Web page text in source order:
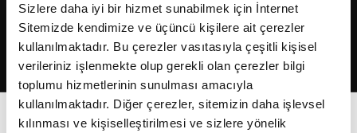
Sizlere daha iyi bir hizmet sunabilmek için İnternet
Sitemizde kendimize ve üçüncü kişilere ait çerezler
kullanılmaktadır. Bu çerezler vasıtasıyla çeşitli kişisel
verileriniz işlenmekte olup gerekli olan çerezler bilgi
toplumu hizmetlerinin sunulması amacıyla
kullanılmaktadır. Diğer çerezler, sitemizin daha işlevsel
kılınması ve kişiselleştirilmesi ve sizlere yönelik
2026Fikriyat. Tüm hakları saklıdır.